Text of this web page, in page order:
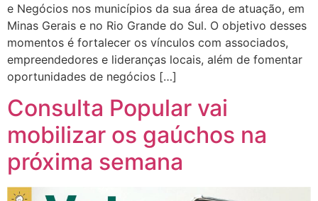
e Negócios nos municípios da sua área de atuação, em
Minas Gerais e no Rio Grande do Sul. O objetivo desses
momentos é fortalecer os vínculos com associados,
empreendedores e lideranças locais, além de fomentar
oportunidades de negócios […]
Consulta Popular vai
mobilizar os gaúchos na
próxima semana